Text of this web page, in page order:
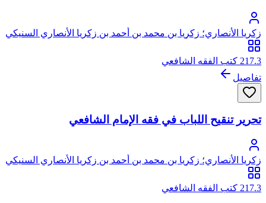
زكريا الأنصاري؛ زكريا بن محمد بن أحمد بن زكريا الأنصاري السنيكي
المصري الشافعي، أبو يحيى
217.3 كتب الفقه الشافعي
تفاصيل
تحرير تنقيح اللباب في فقه الإمام الشافعي
زكريا الأنصاري؛ زكريا بن محمد بن أحمد بن زكريا الأنصاري السنيكي
المصري الشافعي، أبو يحيى
217.3 كتب الفقه الشافعي